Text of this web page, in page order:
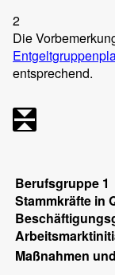
2
Die
entsprechend.
Berufsgruppe 1
Stammkräfte in
Maßnahmen